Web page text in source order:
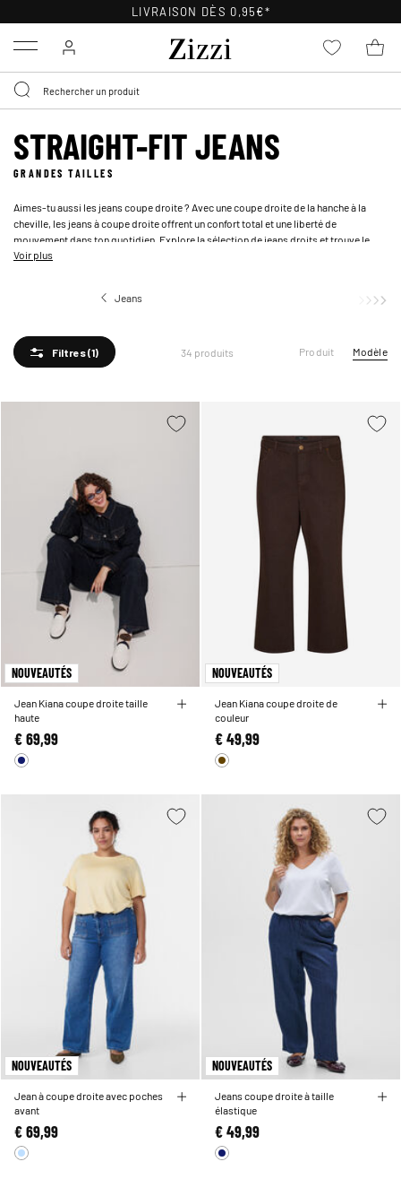
LIVRAISON DÈS 0,95€*
Menu
STRAIGHT-FIT JEANS
GRANDES TAILLES
Aimes-tu aussi les jeans coupe droite ? Avec une coupe droite de la hanche à la
cheville, les jeans à coupe droite offrent un confort total et une liberté de
mouvement dans ton quotidien. Explore la sélection de jeans droits et trouve le
rêve en denim pour ta garde-robe.
Voir plus
Jeans
Filtres(1) 34 produits Produit Modèle
NOUVEAUTÉS
Jean Kiana coupe droite taille
haute
€ 69,99
NOUVEAUTÉS
Jean Kiana coupe droite de
couleur
€ 49,99
NOUVEAUTÉS
Jean à coupe droite avec poches
avant
€ 69,99
NOUVEAUTÉS
Jeans coupe droite à taille
élastique
€ 49,99